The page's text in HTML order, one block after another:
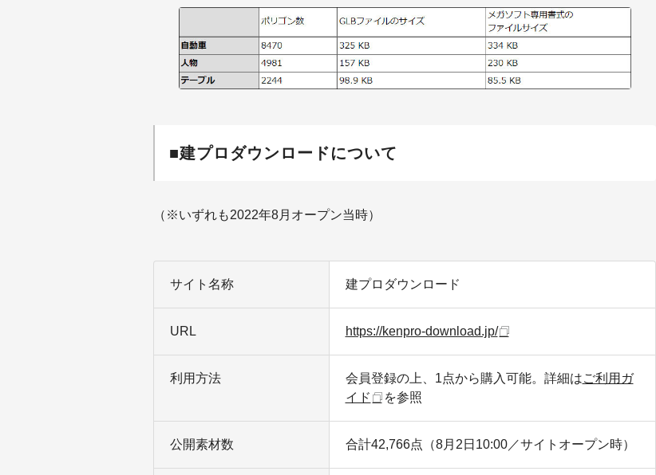
■建プロダウンロードについて
（※いずれも2022年8月オープン当時）
サイト名称 建プロダウンロード
URL https://kenpro-download.jp/
利用方法 会員登録の上、1点から購入可能。詳細はご利用ガ
イド
を参照
公開素材数 合計42,766点（8月2日10:00／サイトオープン時）